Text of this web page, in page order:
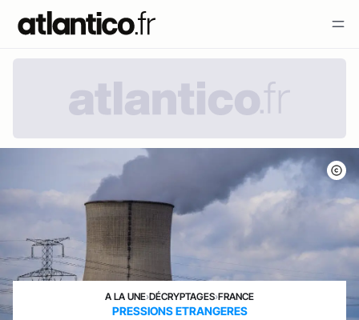
A LA UNE›DÉCRYPTAGES›FRANCE
PRESSIONS ETRANGERES